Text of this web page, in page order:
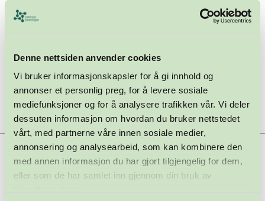
Denne nettsiden anvender cookies
Vi bruker informasjonskapsler for å gi innhold og
annonser et personlig preg, for å levere sosiale
mediefunksjoner og for å analysere trafikken vår. Vi deler
dessuten informasjon om hvordan du bruker nettstedet
vårt, med partnerne våre innen sosiale medier,
annonsering og analysearbeid, som kan kombinere den
med annen informasjon du har gjort tilgjengelig for dem,
eller som de har samlet inn gjennom din bruk av
Hovedsamarbeidspartnere